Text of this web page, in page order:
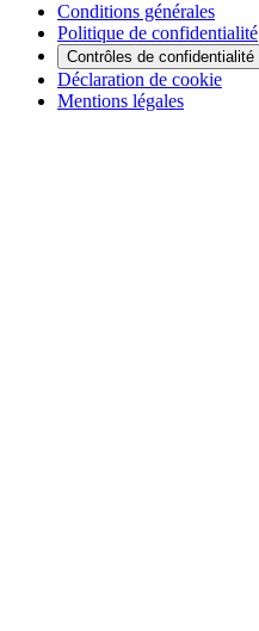
Conditions générales
Politique de confidentialité
Contrôles de confidentialité
Déclaration de cookie
Mentions légales